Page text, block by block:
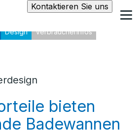
Kontaktieren Sie uns
Design Verbraucherinfos
bieten
Badewannen